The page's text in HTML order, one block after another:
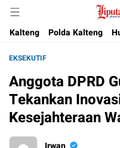
Akurat,
Kalteng
Polda Kalteng
EKSEKUTIF
Anggota DPRD
Tekankan
Kesejahteraan